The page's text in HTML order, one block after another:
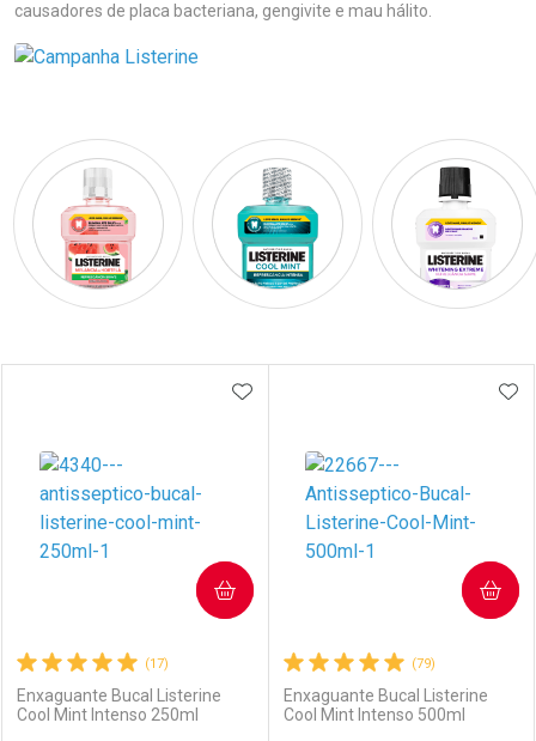
causadores de placa bacteriana, gengivite e mau hálito.
(17)
Enxaguante Bucal Listerine
Cool Mint Intenso 250ml
ADICIONAR AOS FAVORITOS
COMPRAR
(79)
Enxaguante Bucal Listerine
Cool Mint Intenso 500ml
COMPRAR